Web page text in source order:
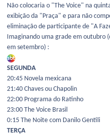
Não colocaria o "The Voice" na
exibição da "Praça" e para não
eliminação de participante de "A
Imaginando uma grade em outubro
em setembro) :
SEGUNDA
20:45 Novela mexicana
21:40 Chaves ou Chapolin
22:00 Programa do Ratinho
23:00 The Voice Brasil
0:15 The Noite com Danilo Gentili
TERÇA